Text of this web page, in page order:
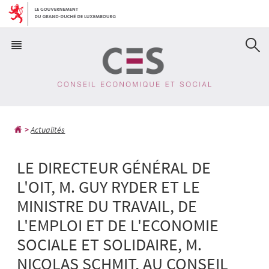
Aller
navigation
Aller
Actualités
LE DIRECTEUR GÉNÉRAL DE
L'OIT, M. GUY RYDER ET LE
MINISTRE DU TRAVAIL, DE
L'EMPLOI ET DE L'ECONOMIE
SOCIALE ET SOLIDAIRE, M.
NICOLAS SCHMIT, AU CONSEIL